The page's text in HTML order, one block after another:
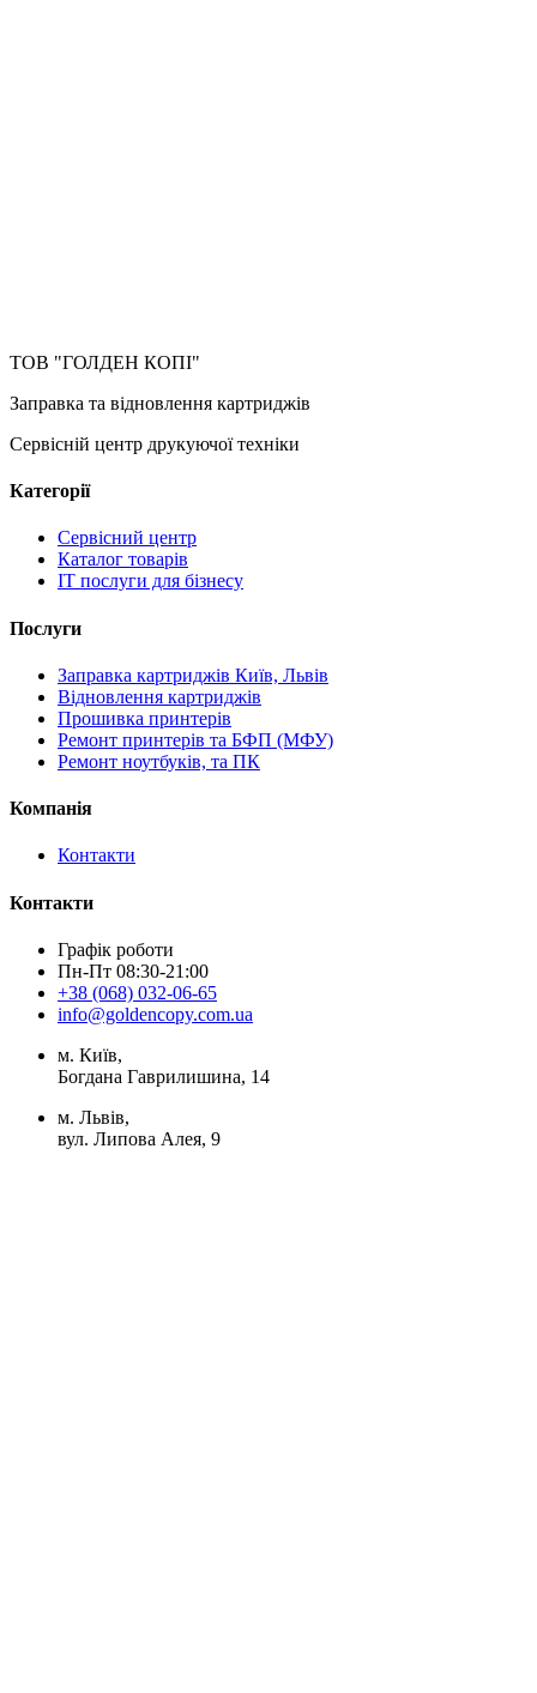
ТОВ "ГОЛДЕН КОПІ"
Заправка та відновлення картриджів
Сервісній центр друкуючої техніки
Категорії
Сервісний центр
Каталог товарів
IT послуги для бізнесу
Послуги
Заправка картриджів Київ, Львів
Відновлення картриджів
Прошивка принтерів
Ремонт принтерів та БФП (МФУ)
Ремонт ноутбуків, та ПК
Компанія
Контакти
Контакти
Графік роботи
Пн-Пт 08:30-21:00
+38 (068) 032-06-65
info@goldencopy.com.ua
м. Київ,
Богдана Гаврилишина, 14
м. Львів,
вул. Липова Алея, 9